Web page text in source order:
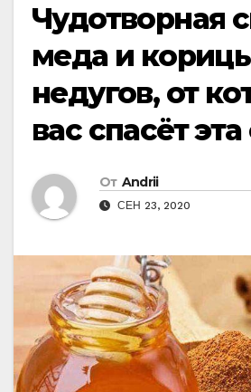
Чудотворная
меда и
недугов, от
вас спасёт
От Andrii
СЕН 23, 2020